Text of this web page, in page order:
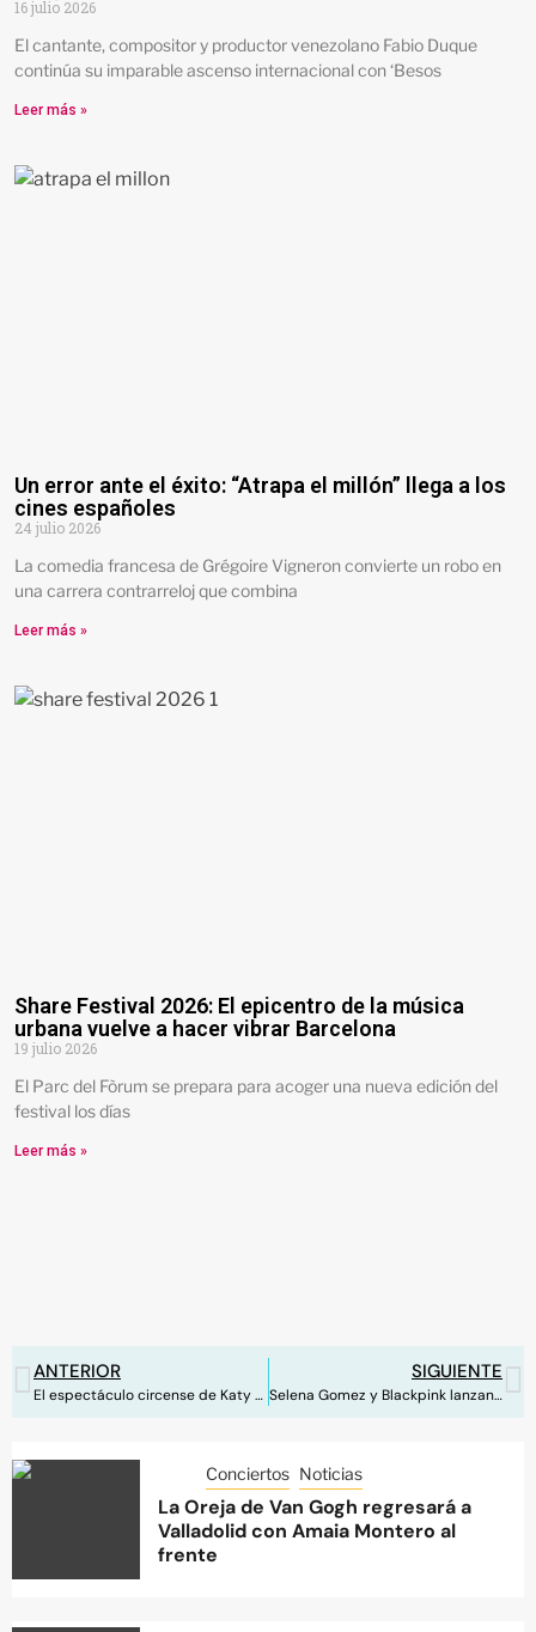
16 julio 2026
El cantante, compositor y productor venezolano Fabio Duque
continúa su imparable ascenso internacional con ‘Besos
Leer más »
Un error ante el éxito: “Atrapa el millón” llega a los
cines españoles
24 julio 2026
La comedia francesa de Grégoire Vigneron convierte un robo en
una carrera contrarreloj que combina
Leer más »
Share Festival 2026: El epicentro de la música
urbana vuelve a hacer vibrar Barcelona
19 julio 2026
El Parc del Fòrum se prepara para acoger una nueva edición del
festival los días
Leer más »
ANTERIOR
El espectáculo circense de Katy Perry: ‘Smile’
SIGUIENTE
Selena Gomez y Blackpink lanzan ‘Ice Cream’, su primera colaboración
Conciertos Noticias
La Oreja de Van Gogh regresará a
Valladolid con Amaia Montero al
frente